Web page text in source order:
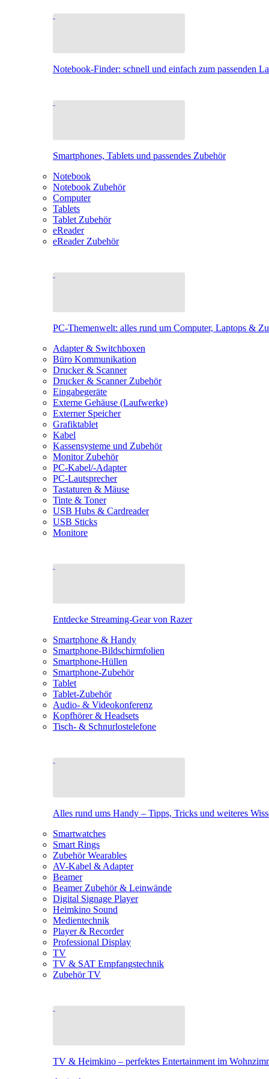
Notebook-Finder: schnell und einfach zum passenden
Smartphones, Tablets und passendes Zubehör
Notebook
Notebook Zubehör
Computer
Tablets
Tablet Zubehör
eReader
eReader Zubehör
PC-Themenwelt: alles rund um Computer, Laptops &
Adapter & Switchboxen
Büro Kommunikation
Drucker & Scanner
Drucker & Scanner Zubehör
Eingabegeräte
Externe Gehäuse (Laufwerke)
Externer Speicher
Grafiktablet
Kabel
Kassensysteme und Zubehör
Monitor Zubehör
PC-Kabel/-Adapter
PC-Lautsprecher
Tastaturen & Mäuse
Tinte & Toner
USB Hubs & Cardreader
USB Sticks
Monitore
Entdecke Streaming-Gear von Razer
Smartphone & Handy
Smartphone-Bildschirmfolien
Smartphone-Hüllen
Smartphone-Zubehör
Tablet
Tablet-Zubehör
Audio- & Videokonferenz
Kopfhörer & Headsets
Tisch- & Schnurlostelefone
Alles rund ums Handy – Tipps, Tricks und weiteres
Smartwatches
Smart Rings
Zubehör Wearables
AV-Kabel & Adapter
Beamer
Beamer Zubehör & Leinwände
Digital Signage Player
Heimkino Sound
Medientechnik
Player & Recorder
Professional Display
TV
TV & SAT Empfangstechnik
Zubehör TV
TV & Heimkino – perfektes Entertainment im